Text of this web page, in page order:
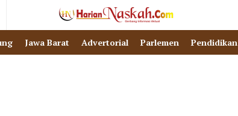
Jawa Barat Advertorial Parlemen Pendidikan